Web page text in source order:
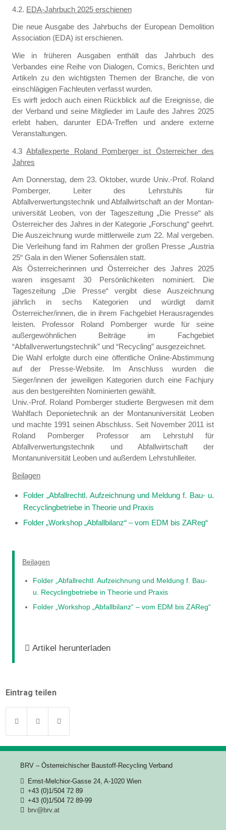
4.2. EDA-Jahrbuch 2025 erschienen
Die neue Ausgabe des Jahrbuchs der European Demolition
Association (EDA) ist erschienen.
Wie in früheren Ausgaben enthält das Jahrbuch des
Verbandes eine Reihe von Dialogen, Comics, Berichten und
Artikeln zu den wichtigsten Themen der Branche, die von
einschlägigen Fachleuten verfasst wurden.
Es wirft jedoch auch einen Rückblick auf die Ereignisse, die
der Verband und seine Mitglieder im Laufe des Jahres 2025
erlebt haben, darunter EDA-Treffen und andere externe
Veranstaltungen.
4.3Abfallexperte Roland Pomberger ist Österreicher des
Jahres
Am Donnerstag, dem 23. Oktober, wurde Univ.-Prof. Roland
Pomberger, Leiter des Lehrstuhls für
Abfallverwertungstechnik und Abfallwirtschaft an der Montan-
universität Leoben, von der Tageszeitung „Die Presse“ als
Österreicher des Jahres in der Kategorie „Forschung“ geehrt.
Die Auszeichnung wurde mittlerweile zum 22. Mal vergeben.
Die Verleihung fand im Rahmen der großen Presse „Austria
25“ Gala in den Wiener Sofiensälen statt.
Als Österreicherinnen und Österreicher des Jahres 2025
waren insgesamt 30 Persönlichkeiten nominiert. Die
Tageszeitung „Die Presse“ vergibt diese Auszeichnung
jährlich in sechs Kategorien und würdigt damit
Österreicher/innen, die in ihrem Fachgebiet Herausragendes
leisten. Professor Roland Pomberger wurde für seine
außergewöhnlichen Beiträge im Fachgebiet
“Abfallverwertungstechnik” und “Recycling” ausgezeichnet.
Die Wahl erfolgte durch eine öffentliche Online-Abstimmung
auf der Presse-Website. Im Anschluss wurden die
Sieger/innen der jeweiligen Kategorien durch eine Fachjury
aus den bestgereihten Nominierten gewählt.
Univ.-Prof. Roland Pomberger studierte Bergwesen mit dem
Wahlfach Deponietechnik an der Montanuniversität Leoben
und machte 1991 seinen Abschluss. Seit November 2011 ist
Roland Pomberger Professor am Lehrstuhl für
Abfallverwertungstechnik und Abfallwirtschaft der
Montanuniversität Leoben und außerdem Lehrstuhlleiter.
Beilagen
Folder „Abfallrechtl. Aufzeichnung und Meldung f. Bau- u.
Recyclingbetriebe in Theorie und Praxis
Folder „Workshop „Abfallbilanz“ – vom EDM bis ZAReg“
Beilagen
Folder „Abfallrechtl. Aufzeichnung und Meldung f. Bau-
u. Recyclingbetriebe in Theorie und Praxis
Folder „Workshop „Abfallbilanz“ – vom EDM bis ZAReg“
Artikel herunterladen
Eintrag teilen
BRV – Österreichischer Baustoff-Recycling Verband
Ernst-Melchior-Gasse 24, A-1020 Wien
+43 (0)1/504 72 89
+43 (0)1/504 72 89-99
brv@brv.at